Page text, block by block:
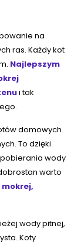
na
ras. Każdy kot
Najlepszym
i tak
domowych
To dzięki
wody
warto
wody pitnej,
Koty